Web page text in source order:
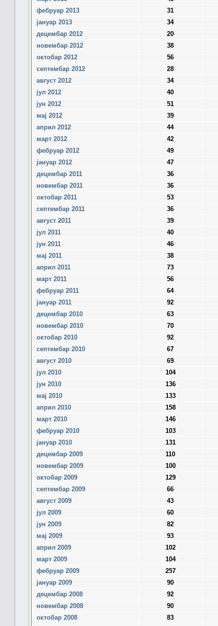
фебруар 2013
31
јануар 2013
34
децембар 2012
20
новембар 2012
38
октобар 2012
56
септембар 2012
28
август 2012
34
јул 2012
40
јун 2012
51
мај 2012
39
април 2012
44
март 2012
42
фебруар 2012
49
јануар 2012
47
децембар 2011
36
новембар 2011
36
октобар 2011
53
септембар 2011
36
август 2011
39
јул 2011
40
јун 2011
46
мај 2011
38
април 2011
73
март 2011
56
фебруар 2011
64
јануар 2011
92
децембар 2010
63
новембар 2010
70
октобар 2010
92
септембар 2010
67
август 2010
69
јул 2010
104
јун 2010
136
мај 2010
133
април 2010
158
март 2010
146
фебруар 2010
103
јануар 2010
131
децембар 2009
110
новембар 2009
100
октобар 2009
129
септембар 2009
66
август 2009
43
јул 2009
60
јун 2009
82
мај 2009
93
април 2009
102
март 2009
104
фебруар 2009
257
јануар 2009
90
децембар 2008
92
новембар 2008
90
октобар 2008
83